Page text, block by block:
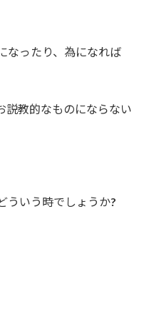
なったり、為になれば
説教的なものにならない
ういう時でしょうか?